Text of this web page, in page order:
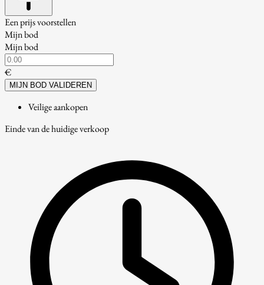
Een prijs voorstellen
Mijn bod
Mijn bod
€
MIJN BOD VALIDEREN
Veilige aankopen
Einde van de huidige verkoop